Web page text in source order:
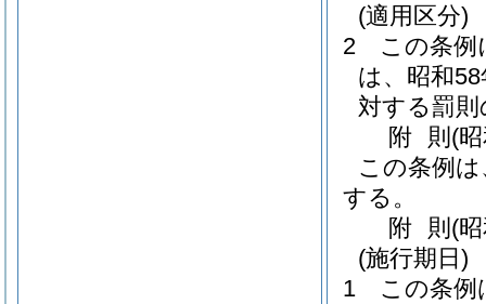
(適用区分)
2
この条例
は、昭和
対する罰
附 則 (
この条例
する。
附 則 (
(施行期日)
1
この条例